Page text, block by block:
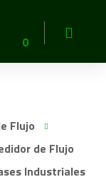
0
Flujo
de Flujo
Industriales